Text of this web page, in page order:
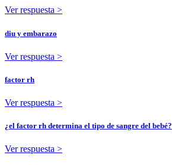
Ver respuesta >
diu y embarazo
Ver respuesta >
factor rh
Ver respuesta >
¿el factor rh determina el tipo de sangre del bebé?
Ver respuesta >